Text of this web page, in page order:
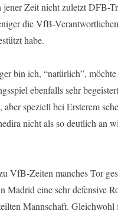
jener Zeit nicht zuletzt DFB-
die VfB-
habe.
bin ich, “natürlich”, möchte
ebenfalls sehr
aber speziell bei Ersterem
nicht als so deutlich an
VfB-Zeiten manches Tor
Madrid eine sehr defensive
Mannschaft. Gleichwohl